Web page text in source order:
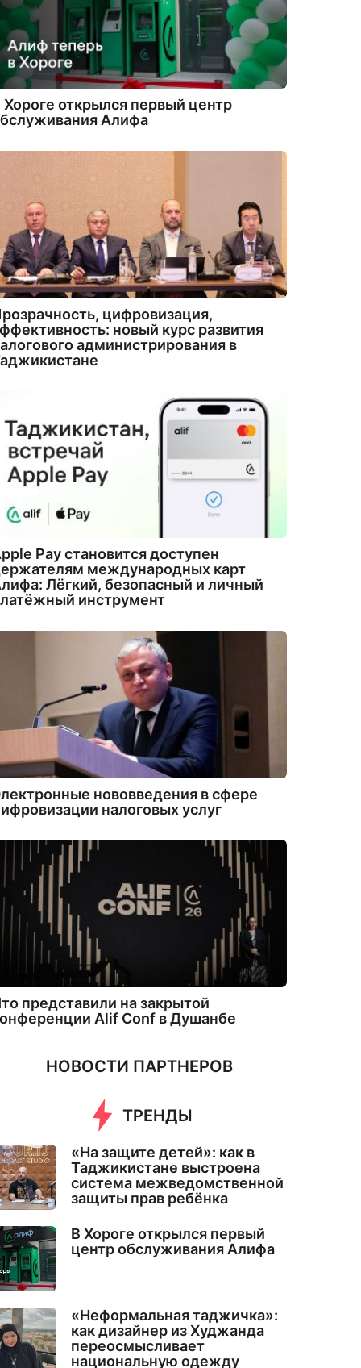
Хороге открылся первый центр
Алифа
цифровизация,
новый курс развития
администрирования в
Pay становится доступен
международных карт
Лёгкий, безопасный и личный
инструмент
нововведения в сфере
налоговых услуг
представили на закрытой
Alif Conf в Душанбе
НОВОСТИ ПАРТНЕРОВ
ТРЕНДЫ
«На защите детей»: как в
Таджикистане выстроена
система межведомственной
защиты прав ребёнка
В Хороге открылся первый
центр обслуживания Алифа
«Неформальная таджичка»:
как дизайнер из Худжанда
переосмысливает
национальную одежду